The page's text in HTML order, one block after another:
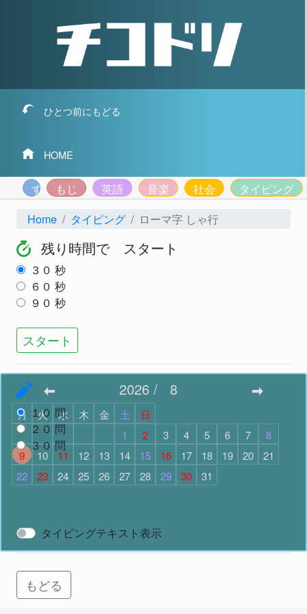
ひとつ前にもどる
HOME
2026 / 8
月 火 水 木 金 土
日
1
2 3 4 5 6 7
8
9
10 11 12 13 14 15 16 17 18 19 20
21
22
23 24 25 26 27 28 29 30 31
すうじもじ 英語 音楽 社会
タイピング
Home
タイピング ローマ字 しゃ行
残り時間で スタート
３０ 秒
６０ 秒
９０ 秒
スタート
問題数 で スタート
１０ 問
２０問
３０問
スタート
タイピングテキスト表示
もどる